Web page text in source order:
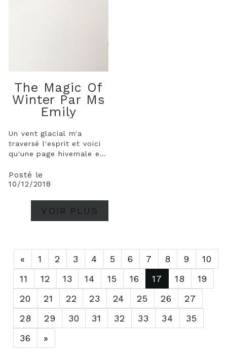
The Magic Of
Winter Par Ms
Emily
Un vent glacial m'a
traversé l'esprit et voici
qu'une page hivernale est
vous plaira ;) J'ai utilisé
pour mon fond la
de cœur du moment
Posté le
10/12/2018
VOIR PLUS
« 1 2 3 4 5 6 7 8 9
10
11
12 13 14 15 16 17 18
19
20
21 22 23 24 25 26
27
28
29 30 31 32 33 34
35
36
»